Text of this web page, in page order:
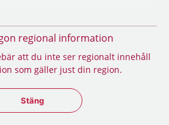
regional information
att du inte ser regionalt innehåll
som gäller just din region.
Stäng regionsväljaren
Stäng